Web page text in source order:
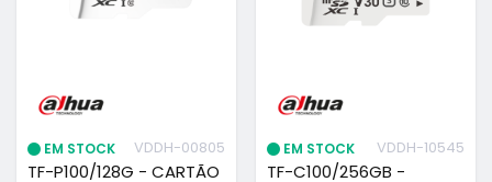
EM STOCK VDDH-00805
TF-P100/128G - CARTÃO
EM STOCK VDDH-10545
TF-C100/256GB -